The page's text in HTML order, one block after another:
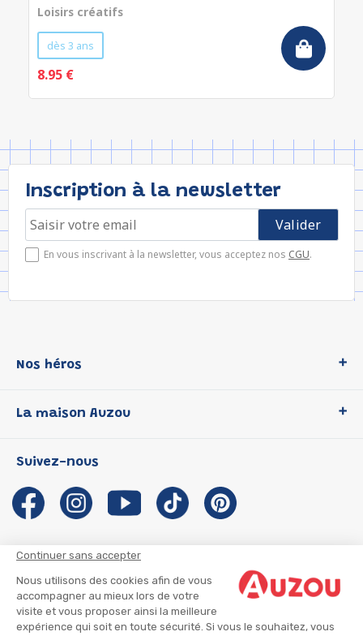
Continuer sans accepter
Nous utilisons des cookies afin de vous
accompagner au mieux lors de votre
visite et vous proposer ainsi la meilleure
expérience qui soit en toute sécurité. Si vous le souhaitez, vous
Loisirs créatifs
dès 3 ans
8.95 €
Inscription à la newsletter
En vous inscrivant à la newsletter, vous acceptez nos CGU.
Nos héros
P'tit Loup
Les Influenceuses
Migali
Petite Taupe
La maison Auzou
Notre histoire
Auzou s'engage
Auteurs et illustrateurs Auzou
Suivre mon colis
Infos consommateur
Suivez-nous
CGU
CGV